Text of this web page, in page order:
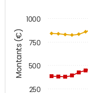
Montants (€)
250
500
750
1000